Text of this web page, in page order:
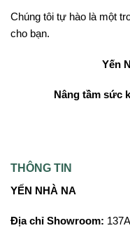
Chúng tôi tự hào là một
cho bạn.
Yến
Nâng tầm sức
THÔNG TIN
YẾN NHÀ NA
Địa chỉ Showroom: